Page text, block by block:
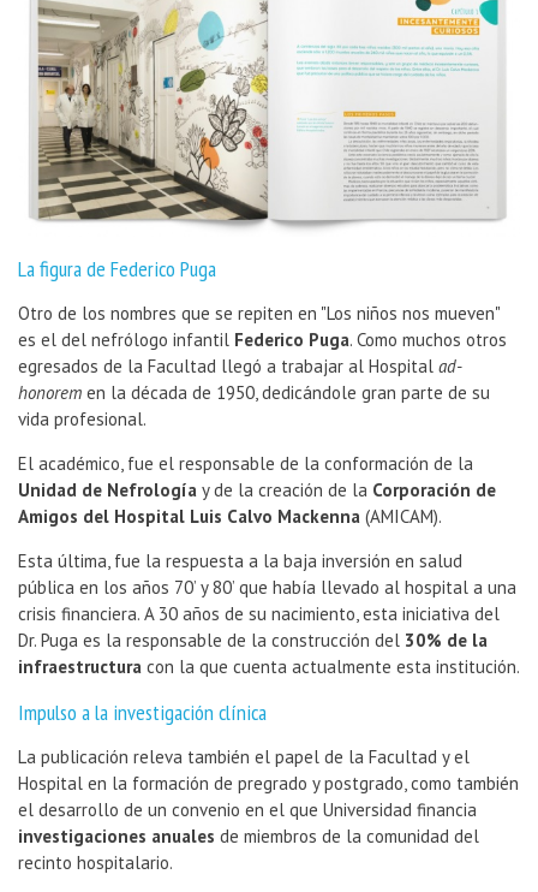
La figura de Federico Puga
Otro de los nombres que se repiten en "Los niños nos mueven"
es el del nefrólogo infantil Federico Puga. Como muchos otros
egresados de la Facultad llegó a trabajar al Hospital ad-
honorem en la década de 1950, dedicándole gran parte de su
vida profesional.
El académico, fue el responsable de la conformación de la
Unidad de Nefrología y de la creación de la Corporación de
Amigos del Hospital Luis Calvo Mackenna (AMICAM).
Esta última, fue la respuesta a la baja inversión en salud
pública en los años 70’ y 80’ que había llevado al hospital a una
crisis financiera. A 30 años de su nacimiento, esta iniciativa del
Dr. Puga es la responsable de la construcción del 30% de la
infraestructura con la que cuenta actualmente esta institución.
Impulso a la investigación clínica
La publicación releva también el papel de la Facultad y el
Hospital en la formación de pregrado y postgrado, como también
el desarrollo de un convenio en el que Universidad financia
investigaciones anuales de miembros de la comunidad del
recinto hospitalario.